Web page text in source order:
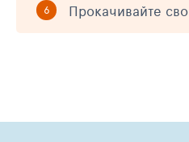
Прокачивайте